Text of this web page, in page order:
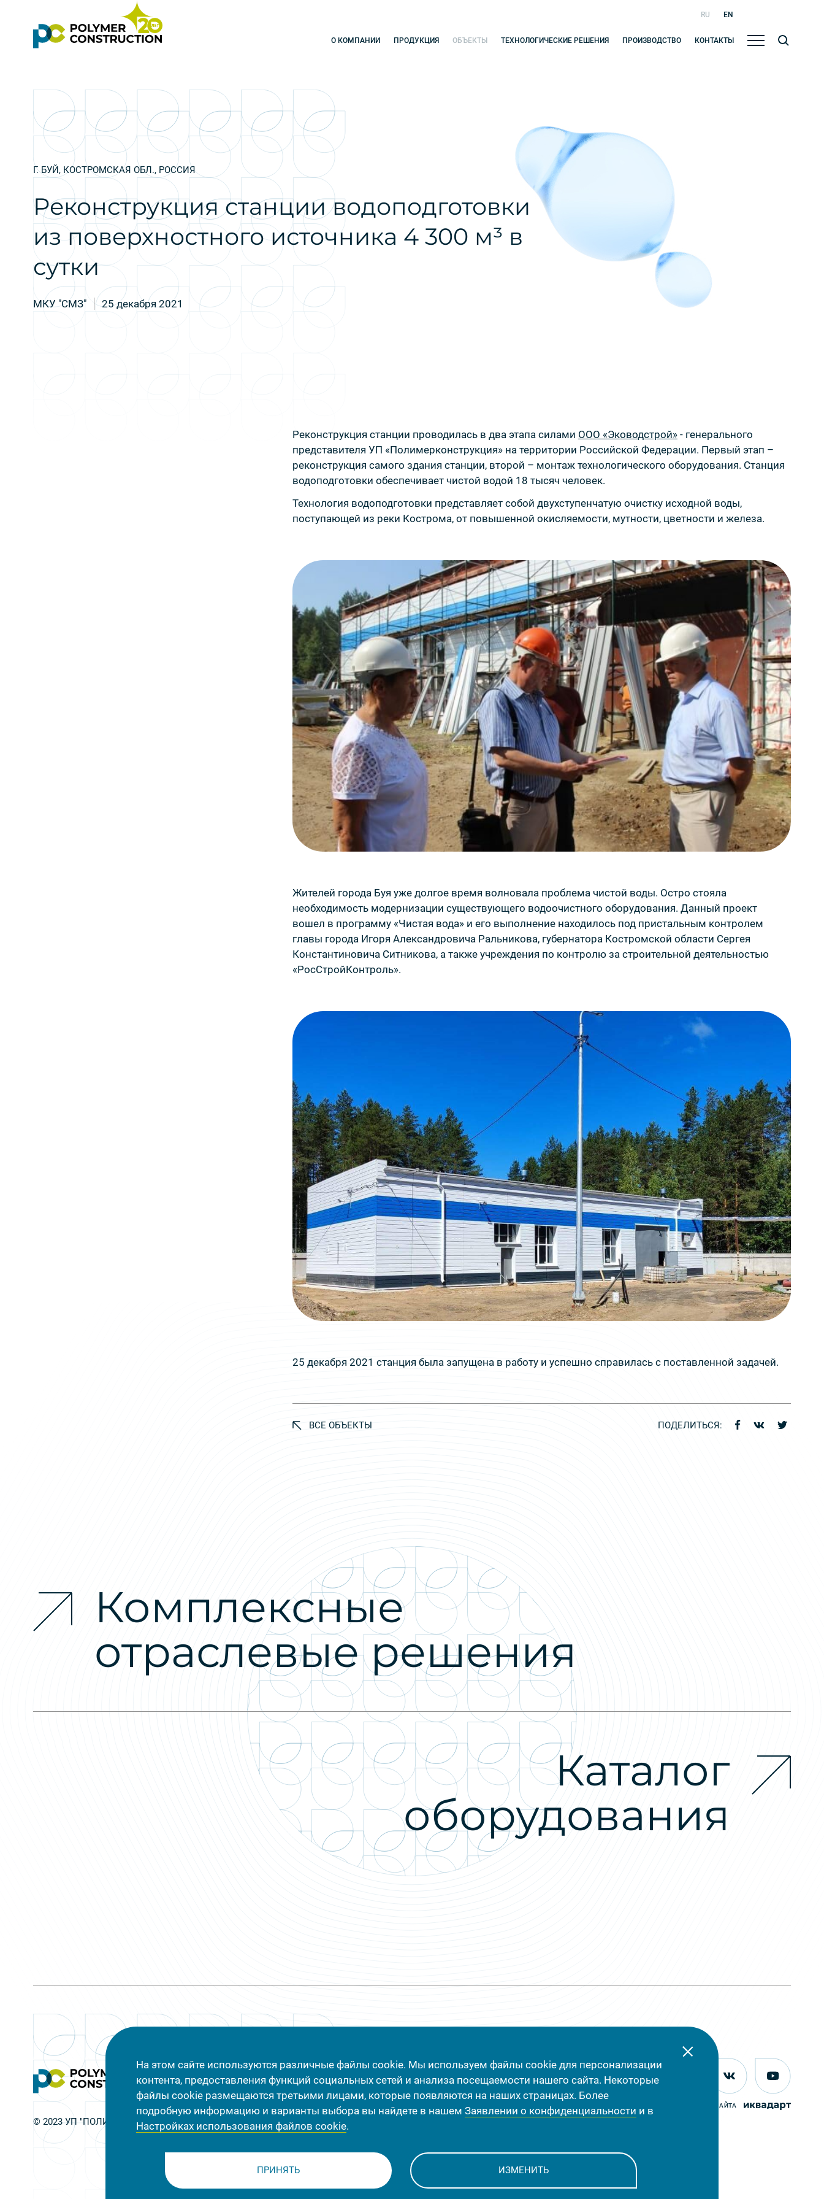
RU EN
О КОМПАНИИ ПРОДУКЦИЯ ОБЪЕКТЫ ТЕХНОЛОГИЧЕСКИЕ РЕШЕНИЯ ПРОИЗВОДСТВО КОНТАКТЫ
Г. БУЙ, КОСТРОМСКАЯ ОБЛ., РОССИЯ
Реконструкция станции водоподготовки
из поверхностного источника 4 300 м³ в
сутки
МКУ "СМЗ" 25 декабря 2021
Реконструкция станции проводилась в два этапа силами ООО «Эководстрой» - генерального
представителя УП «Полимерконструкция» на территории Российской Федерации. Первый этап –
реконструкция самого здания станции, второй – монтаж технологического оборудования. Станция
водоподготовки обеспечивает чистой водой 18 тысяч человек.
Технология водоподготовки представляет собой двухступенчатую очистку исходной воды,
поступающей из реки Кострома, от повышенной окисляемости, мутности, цветности и железа.
Жителей города Буя уже долгое время волновала проблема чистой воды. Остро стояла
необходимость модернизации существующего водоочистного оборудования. Данный проект
вошел в программу «Чистая вода» и его выполнение находилось под пристальным контролем
главы города Игоря Александровича Ральникова, губернатора Костромской области Сергея
Константиновича Ситникова, а также учреждения по контролю за строительной деятельностью
«РосСтройКонтроль».
25 декабря 2021 станция была запущена в работу и успешно справилась с поставленной задачей.
ПОДЕЛИТЬСЯ:
ВСЕ ОБЪЕКТЫ
Комплексные
отраслевые решения
Каталог
оборудования
+375 (212) 65-06-60
INFO@POLYMERCON.COM
Г. ВИТЕБСК, УЛ. ГАГАРИНА 11, РЕСПУБЛИКА БЕЛАРУСЬ, 210017
© 2023 УП "ПОЛИМЕРКОНСТРУКЦИЯ
СОЗДАНИЕ САЙТА
На этом сайте используются различные файлы cookie. Мы используем файлы cookie для персонализации
контента, предоставления функций социальных сетей и анализа посещаемости нашего сайта. Некоторые
файлы cookie размещаются третьими лицами, которые появляются на наших страницах. Более
подробную информацию и варианты выбора вы найдете в нашем Заявлении о конфиденциальности и в
Настройках использования файлов cookie.
ПРИНЯТЬ ИЗМЕНИТЬ